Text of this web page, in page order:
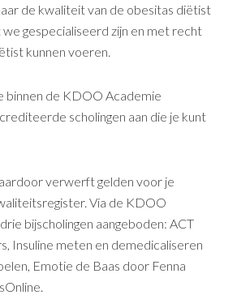
de kwaliteit van de obesitas diëtist
gespecialiseerd zijn en met recht
kunnen voeren.
binnen de KDOO Academie
scholingen aan die je kunt
verwerft gelden voor je
Via de KDOO
bijscholingen aangeboden: ACT
Insuline meten en demedicaliseren
Emotie de Baas door Fenna